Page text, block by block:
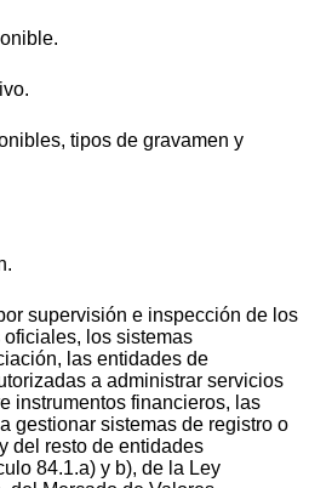
tipos de gravamen y
supervisión e inspección de los
los sistemas
las entidades de
a administrar servicios
instrumentos financieros, las
gestionar sistemas de registro o
del resto de entidades
84.1.a) y b), de la Ley